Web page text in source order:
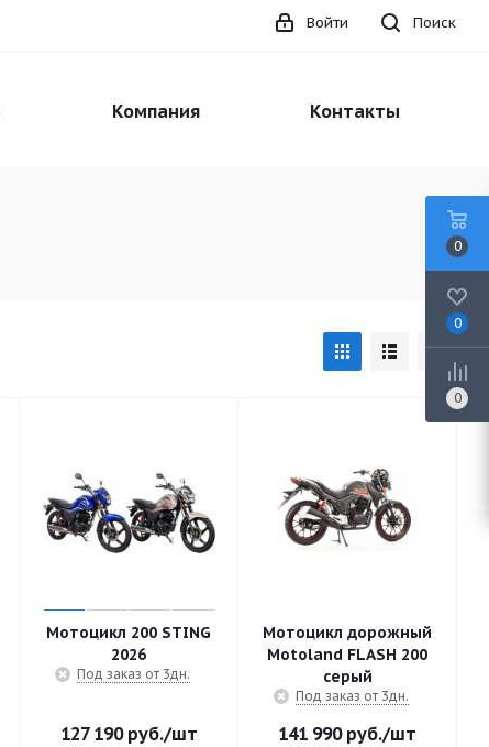
Поиск
Войти
Компания Контакты
Мотоцикл 200 STING
2026
Под заказ от 3дн.
127 190руб./шт
Мотоцикл дорожный
Motoland FLASH 200
серый
Под заказ от 3дн.
141 990руб./шт
0
0
0